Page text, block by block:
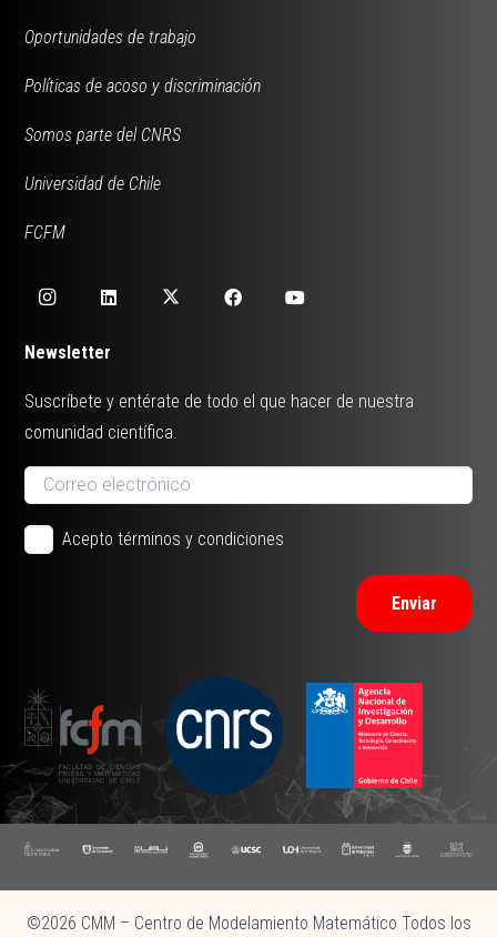
Oportunidades de trabajo
Políticas de acoso y discriminación
Somos parte del CNRS
Universidad de Chile
FCFM
Newsletter
Suscríbete y entérate de todo el que hacer de nuestra
comunidad científica.
Acepto términos y condiciones
Enviar
©2026 CMM – Centro de Modelamiento Matemático Todos los